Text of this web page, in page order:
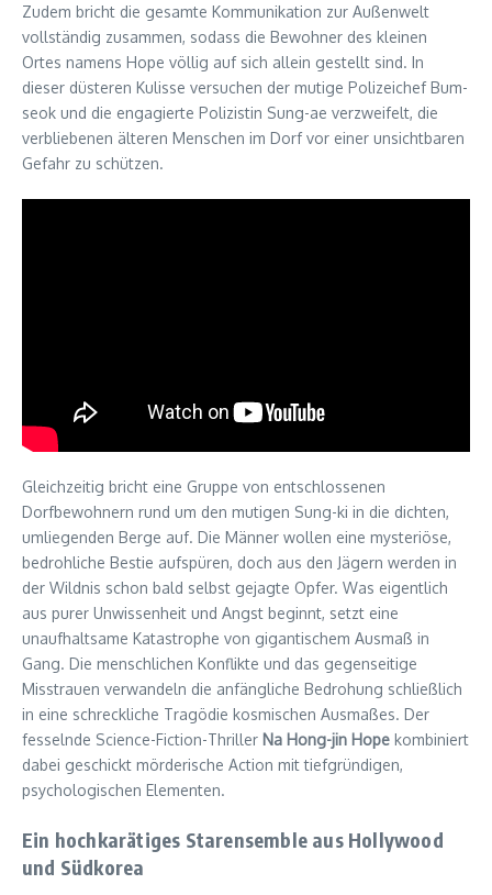
Zudem bricht die gesamte Kommunikation zur Außenwelt
vollständig zusammen, sodass die Bewohner des kleinen
Ortes namens Hope völlig auf sich allein gestellt sind. In
dieser düsteren Kulisse versuchen der mutige Polizeichef Bum-
seok und die engagierte Polizistin Sung-ae verzweifelt, die
verbliebenen älteren Menschen im Dorf vor einer unsichtbaren
Gefahr zu schützen.
Gleichzeitig bricht eine Gruppe von entschlossenen
Dorfbewohnern rund um den mutigen Sung-ki in die dichten,
umliegenden Berge auf. Die Männer wollen eine mysteriöse,
bedrohliche Bestie aufspüren, doch aus den Jägern werden in
der Wildnis schon bald selbst gejagte Opfer. Was eigentlich
aus purer Unwissenheit und Angst beginnt, setzt eine
unaufhaltsame Katastrophe von gigantischem Ausmaß in
Gang. Die menschlichen Konflikte und das gegenseitige
Misstrauen verwandeln die anfängliche Bedrohung schließlich
in eine schreckliche Tragödie kosmischen Ausmaßes. Der
fesselnde Science-Fiction-Thriller Na Hong-jin Hope kombiniert
dabei geschickt mörderische Action mit tiefgründigen,
psychologischen Elementen.
Ein hochkarätiges Starensemble aus Hollywood
und Südkorea